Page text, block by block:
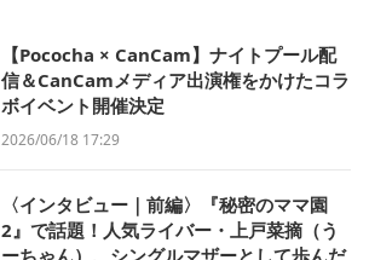
【Pococha × CanCam】ナイトプール配
信＆CanCamメディア出演権をかけたコラ
ボイベント開催決定
2026/06/18 17:29
〈インタビュー｜前編〉『秘密のママ園
2』で話題！人気ライバー・上戸菜摘（う